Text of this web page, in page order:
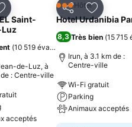
à mes favoris
Saint-
(10 519 évaluations
de-Luz, à
: Centre-ville
acceptés
PartagerAjouter
3 ÉtoilesHôtel
Hotel Urdanibia
8,3 Très bien (15 715
Irun, à 3.1 km de :
Centre-ville
Wi-Fi gratuit
Parking
Animaux acceptés